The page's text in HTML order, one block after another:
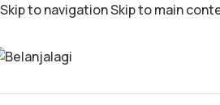
Skip to navigationSkip to main